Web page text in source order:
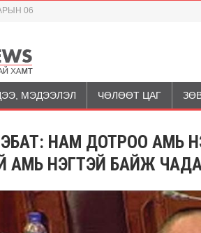
06
МЭДЭЭЛЭЛ ЧӨЛӨӨТ ЦАГ
НАМ ДОТРОО АМЬ
АМЬ НЭГТЭЙ БАЙЖ